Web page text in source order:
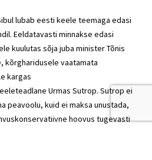
lubab eesti keele teemaga edasi
Eeldatavasti minnakse edasi
kuulutas sõja juba minister Tõnis
kõrgharidusele vaatamata
kargas
Urmas Sutrop. Sutrop ei
peavoolu, kuid ei maksa unustada,
hoovus tugevasti